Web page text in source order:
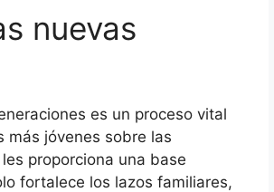
nuevas
es un proceso vital
más jóvenes sobre las
proporciona una base
fortalece los lazos familiares,